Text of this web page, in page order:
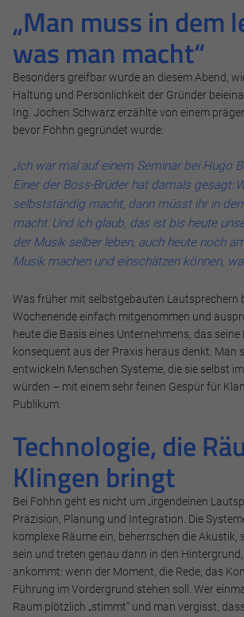
„Man muss in dem
was man macht“
Besonders greifbar wurde an diesem Abend,
Haltung und Persönlichkeit der Gründer
Ing. Jochen Schwarz erzählte von einem
bevor Fohhn gegründet wurde:
„Ich war mal auf einem Seminar bei Hugo
Einer der Boss-Brüder hat damals gesagt:
selbstständig macht, dann müsst ihr in
macht. Und ich glaub, das ist bis heute
der Musik selber leben, auch heute noch
Musik machen und einschätzen können,
Was früher mit selbstgebauten Lautsprechern
Wochenende einfach mitgenommen und
heute die Basis eines Unternehmens, das
konsequent aus der Praxis heraus denkt. Man
entwickeln Menschen Systeme, die sie selbst
würden – mit einem sehr feinen Gespür für
Publikum.
Technologie, die
Klingen bringt
Bei Fohhn geht es nicht um „irgendeinen
Präzision, Planung und Integration. Die
komplexe Räume ein, beherrschen die
sein und treten genau dann in den
ankommt: wenn der Moment, die Rede, das
Führung im Vordergrund stehen soll. Wer
Raum plötzlich „stimmt“ und man vergisst,
Notwendig
Diese werden für die Grundfunktionen der
und helfen dabei, unsere Website nutzbar
Zugriffe auf sichere Bereiche unserer